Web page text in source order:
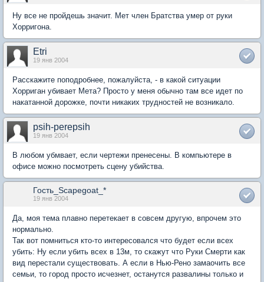
Ну все не пройдешь значит. Мет член Братства умер от руки
Хорригона.
Etri
19 янв 2004
Расскажите поподробнее, пожалуйста, - в какой ситуации
Хорриган убивает Мета? Просто у меня обычно там все идет по
накатанной дорожке, почти никаких трудностей не возникало.
psih-perepsih
19 янв 2004
В любом убмвает, если чертежи пренесены. В компьютере в
офисе можно посмотреть сцену убийства.
Гость_Scapegoat_*
19 янв 2004
Да, моя тема плавно перетекает в совсем другую, впрочем это
нормально.
Так вот помниться кто-то интересовался что будет если всех
убить: Ну если убить всех в 13м, то скажут что Руки Смерти как
вид перестали существовать. А если в Нью-Рено замаочить все
семьи, то город просто исчезнет, останутся развалины только и